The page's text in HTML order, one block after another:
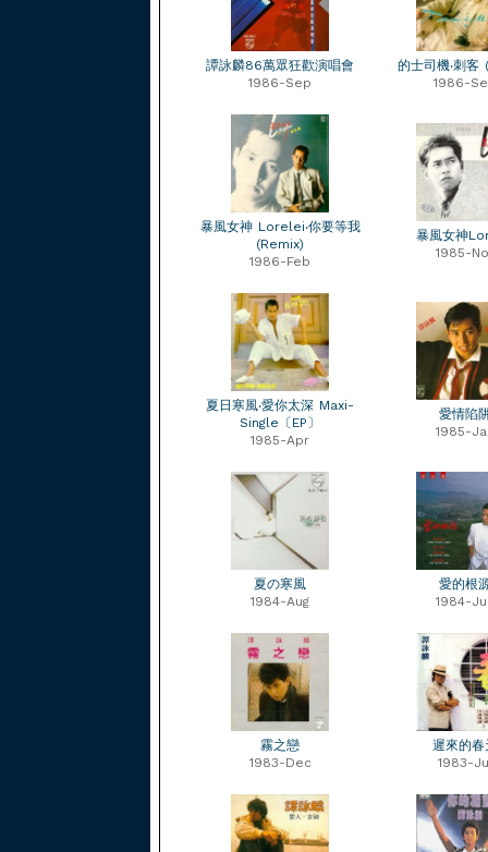
譚詠麟86萬眾狂歡演唱會
1986-Sep
的士司機‧刺客
1986-
暴風女神 Lorelei‧你要等我
(Remix)
1986-Feb
暴風女神
1985-
夏日寒風‧愛你太深 Maxi-
Single〔EP〕
1985-Apr
愛情陷
1985-
夏の寒風
1984-Aug
愛的根
1984-
霧之戀
1983-Dec
遲來的春
1983-